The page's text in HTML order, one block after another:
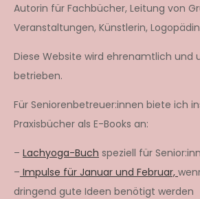
Autorin für Fachbücher, Leitung von
Veranstaltungen, Künstlerin,
Diese Website wird ehrenamtlich und
betrieben.
Für Seniorenbetreuer:innen biete ich
Praxisbücher als E-Books an:
– Lachyoga-Buch speziell für
– Impulse für Januar und Februar,
dringend gute Ideen benötigt werden